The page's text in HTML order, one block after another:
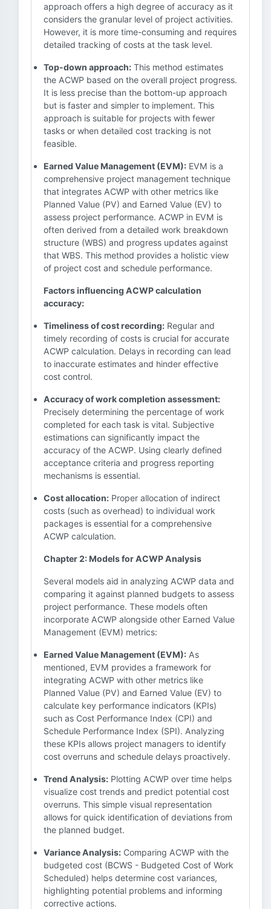
approach offers a high degree of accuracy as it
considers the granular level of project activities.
However, it is more time-consuming and requires
detailed tracking of costs at the task level.
Top-down approach: This method estimates
the ACWP based on the overall project progress.
It is less precise than the bottom-up approach
but is faster and simpler to implement. This
approach is suitable for projects with fewer
tasks or when detailed cost tracking is not
feasible.
Earned Value Management (EVM): EVM is a
comprehensive project management technique
that integrates ACWP with other metrics like
Planned Value (PV) and Earned Value (EV) to
assess project performance. ACWP in EVM is
often derived from a detailed work breakdown
structure (WBS) and progress updates against
that WBS. This method provides a holistic view
of project cost and schedule performance.
Factors influencing ACWP calculation
accuracy:
Timeliness of cost recording: Regular and
timely recording of costs is crucial for accurate
ACWP calculation. Delays in recording can lead
to inaccurate estimates and hinder effective
cost control.
Accuracy of work completion assessment:
Precisely determining the percentage of work
completed for each task is vital. Subjective
estimations can significantly impact the
accuracy of the ACWP. Using clearly defined
acceptance criteria and progress reporting
mechanisms is essential.
Cost allocation: Proper allocation of indirect
costs (such as overhead) to individual work
packages is essential for a comprehensive
ACWP calculation.
Chapter 2: Models for ACWP Analysis
Several models aid in analyzing ACWP data and
comparing it against planned budgets to assess
project performance. These models often
incorporate ACWP alongside other Earned Value
Management (EVM) metrics:
Earned Value Management (EVM): As
mentioned, EVM provides a framework for
integrating ACWP with other metrics like
Planned Value (PV) and Earned Value (EV) to
calculate key performance indicators (KPIs)
such as Cost Performance Index (CPI) and
Schedule Performance Index (SPI). Analyzing
these KPIs allows project managers to identify
cost overruns and schedule delays proactively.
Trend Analysis: Plotting ACWP over time helps
visualize cost trends and predict potential cost
overruns. This simple visual representation
allows for quick identification of deviations from
the planned budget.
Variance Analysis: Comparing ACWP with the
budgeted cost (BCWS - Budgeted Cost of Work
Scheduled) helps determine cost variances,
highlighting potential problems and informing
corrective actions.